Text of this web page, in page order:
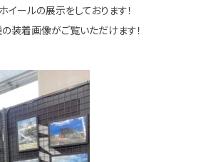
ールの展示をしております！
装着画像がご覧いただけます！